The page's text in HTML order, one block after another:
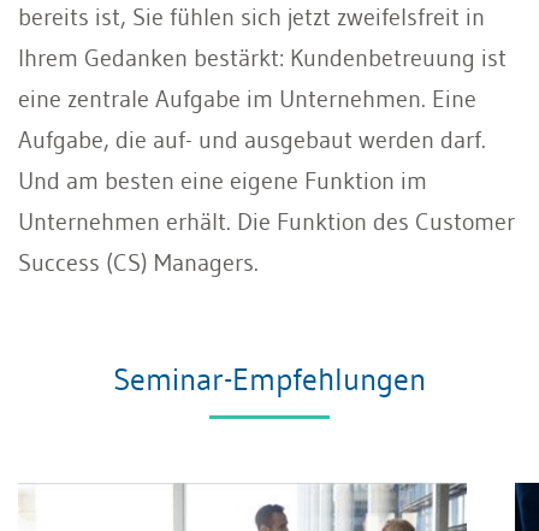
bereits ist, Sie fühlen sich jetzt zweifelsfreit in
Ihrem Gedanken bestärkt: Kundenbetreuung ist
eine zentrale Aufgabe im Unternehmen. Eine
Aufgabe, die auf- und ausgebaut werden darf.
Und am besten eine eigene Funktion im
Unternehmen erhält. Die Funktion des Customer
Success (CS) Managers.
Seminar-Empfehlungen